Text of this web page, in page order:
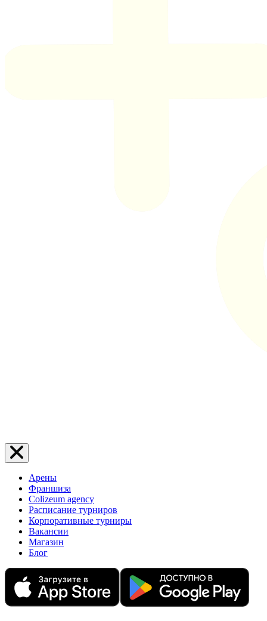
Арены
Франшиза
Colizeum agency
Расписание турниров
Корпоративные турниры
Вакансии
Магазин
Блог